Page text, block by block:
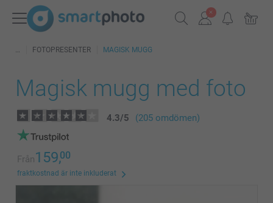
FOTOPRESENTER MAGISK MUGG
Magisk mugg med foto
4.3/5 (205 omdömen)
Från159,00
fraktkostnad är inte inkluderat